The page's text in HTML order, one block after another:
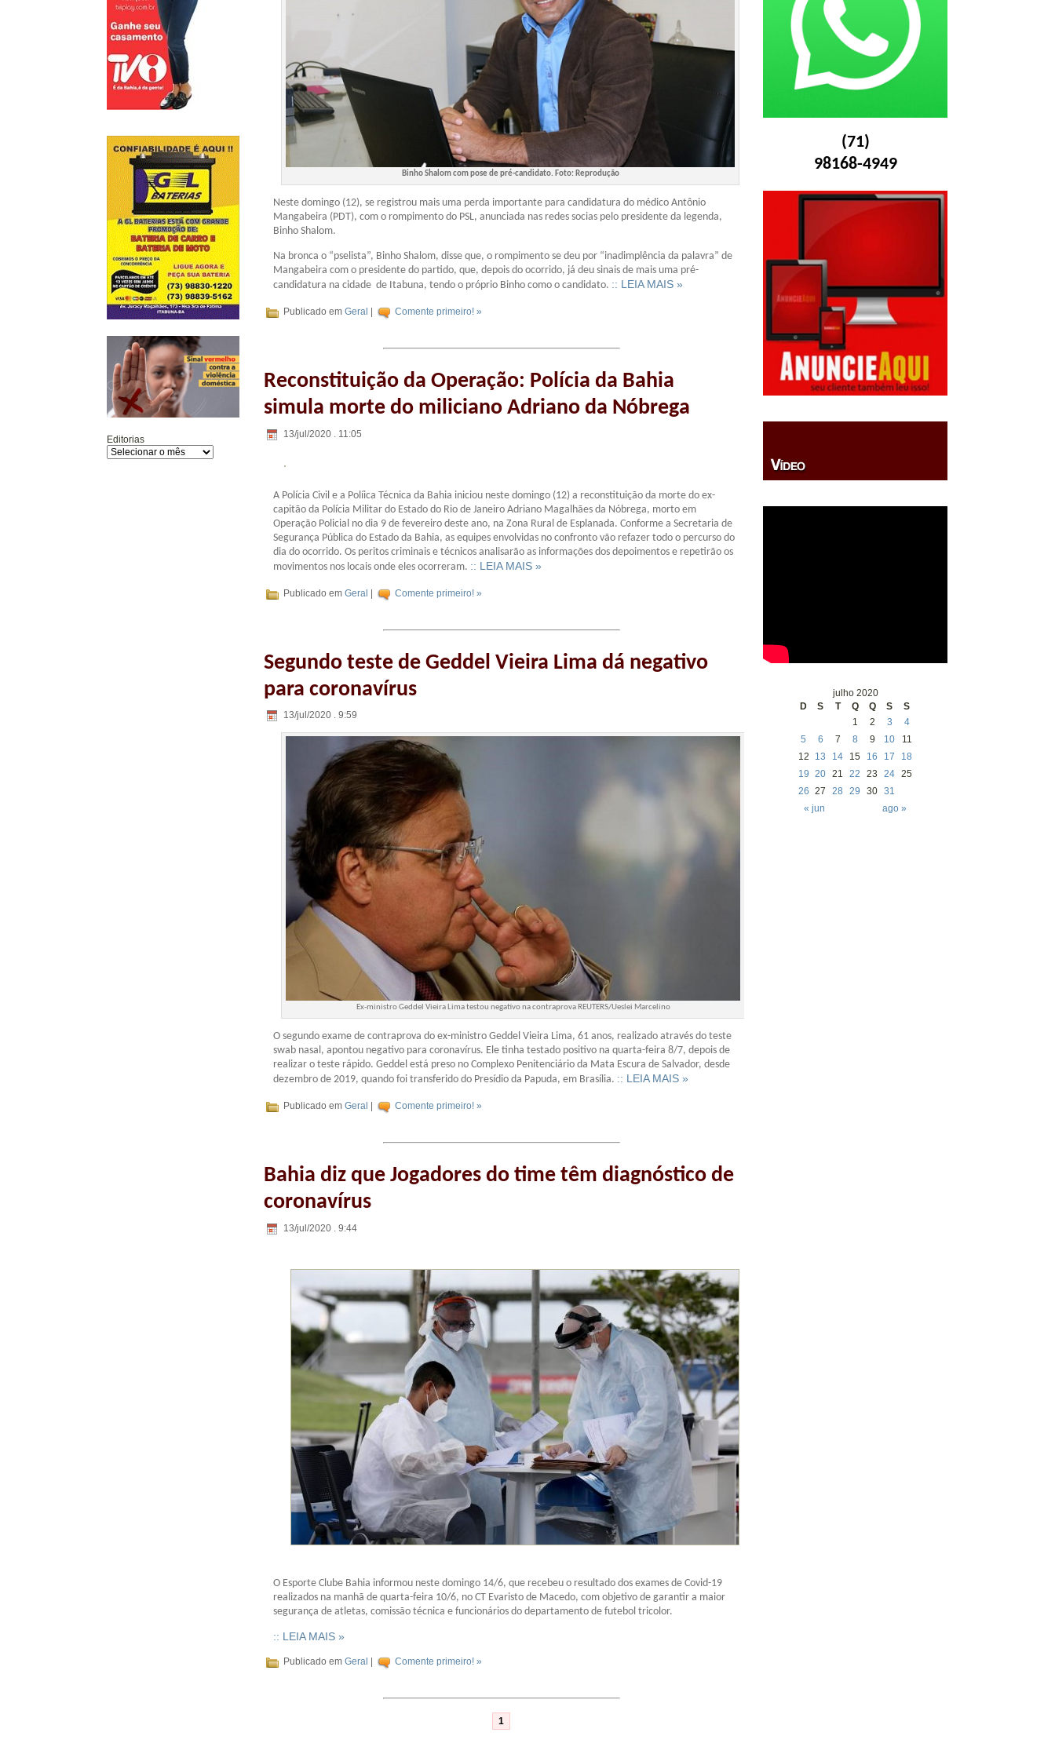
Editorias
Binho Shalom com pose de pré-candidato. Foto: Reprodução
Neste domingo (12), se registrou mais uma perda importante para candidatura do médico Antônio
Mangabeira (PDT), com o rompimento do PSL, anunciada nas redes socias pelo presidente da legenda,
Binho Shalom.
Na bronca o “pselista”, Binho Shalom, disse que, o rompimento se deu por “inadimplência da palavra” de
Mangabeira com o presidente do partido, que, depois do ocorrido, já deu sinais de mais uma pré-
candidatura na cidade de Itabuna, tendo o próprio Binho como o candidato. :: LEIA MAIS »
Publicado em Geral Comente primeiro! »
Reconstituição da Operação: Polícia da Bahia
simula morte do miliciano Adriano da Nóbrega
13/jul/2020 . 11:05
A Polícia Civil e a Políica Técnica da Bahia iniciou neste domingo (12) a reconstituição da morte do ex-
capitão da Polícia Militar do Estado do Rio de Janeiro Adriano Magalhães da Nóbrega, morto em
Operação Policial no dia 9 de fevereiro deste ano, na Zona Rural de Esplanada. Conforme a Secretaria de
Segurança Pública do Estado da Bahia, as equipes envolvidas no confronto vão refazer todo o percurso do
dia do ocorrido. Os peritos criminais e técnicos analisarão as informações dos depoimentos e repetirão os
movimentos nos locais onde eles ocorreram. :: LEIA MAIS »
Publicado em Geral | Comente primeiro! »
Segundo teste de Geddel Vieira Lima dá negativo
para coronavírus
13/jul/2020 . 9:59
Ex-ministro Geddel Vieira Lima testou negativo na contraprova REUTERS/Ueslei Marcelino
O segundo exame de contraprova do ex-ministro Geddel Vieira Lima, 61 anos, realizado através do teste
swab nasal, apontou negativo para coronavírus. Ele tinha testado positivo na quarta-feira 8/7, depois de
realizar o teste rápido. Geddel está preso no Complexo Penitenciário da Mata Escura de Salvador, desde
dezembro de 2019, quando foi transferido do Presídio da Papuda, em Brasília. :: LEIA MAIS »
Publicado em Geral Comente primeiro! »
Bahia diz que Jogadores do time têm diagnóstico de
coronavírus
13/jul/2020 . 9:44
O Esporte Clube Bahia informou neste domingo 14/6, que recebeu o resultado dos exames de Covid-19
realizados na manhã de quarta-feira 10/6, no CT Evaristo de Macedo, com objetivo de garantir a maior
segurança de atletas, comissão técnica e funcionários do departamento de futebol tricolor.
:: LEIA MAIS »
Publicado em Geral Comente primeiro! »
1
(71)
98168-4949
julho 2020
D
S T Q Q S S
« jun ago »
1 2 3
4
5
6 7 8 9 10
11
12
13 14 15 16 17
18
19 20 21 22 23 24 25
26 27 28 29 30 31